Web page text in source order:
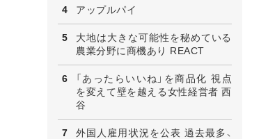
アップルパイ
大地は大きな可能性を秘めている
農業分野に商機あり REACT
「あったらいいね」を商品化 視点
を変えて壁を越える女性経営者 西
谷
外国人雇用状況を公表 過去最多、